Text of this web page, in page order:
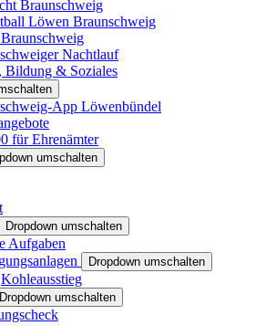
Braunschweig
Löwen Braunschweig
Nachtlauf
Bildung & Soziales
App Löwenbündel
für Ehrenämter
umschalten
Dropdown umschalten
Aufgaben
Dropdown umschalten
Kohleausstieg
Dropdown umschalten